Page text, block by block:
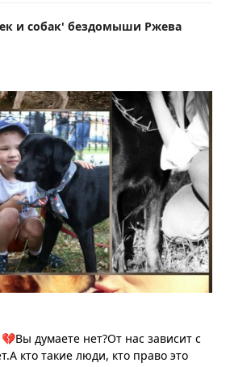
и собак' бездомыши Ржева
думаете нет?От нас зависит с
кто такие люди, кто право это